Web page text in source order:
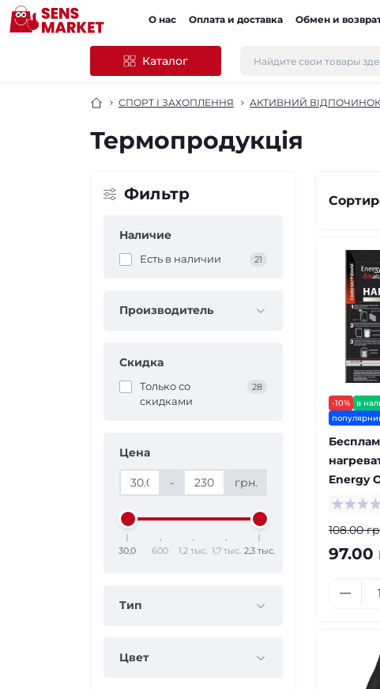
О нас Оплата и доставка Обмен и
Каталог
СПОРТ І ЗАХОПЛЕННЯ АКТИВНИЙ
Термопродукція
Фильтр
Наличие
Есть в наличии 21
Производитель
Скидка
Только со
cкидками
28
Цена
- грн.
30,0 600 1,2 тыс. 1,7 тыс. 2,3 тыс.
Тип
Цвет
-10%
в
Energy
108.00
97.00